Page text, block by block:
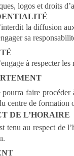
logos et droits
la diffusion
sa
à respecter
faire procéder
centre de formation
DE L’HORAIRE
tenu au respect de